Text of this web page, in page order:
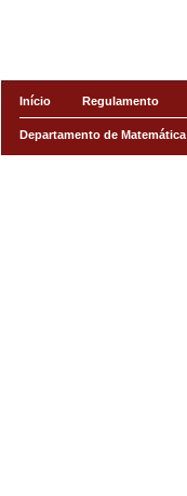
Início Regulamento
Departamento de Matemática